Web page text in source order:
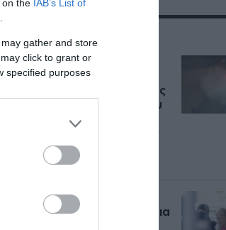
on the IAB’s List of
gather and store
click to grant or
specified purposes
Εν αναμονή της
έκδοσής του στην
Ελλάδα ο εκτελεστής
της Greek Mafia που
συνελήφθη στη
Γερμανία – Για ποιες
δολοφονίες
κατηγορείται
Εμπρησμός στη
Marfin: Προθεσμία για